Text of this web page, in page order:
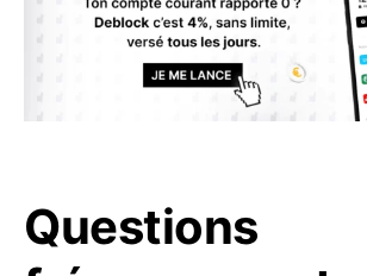
Questions